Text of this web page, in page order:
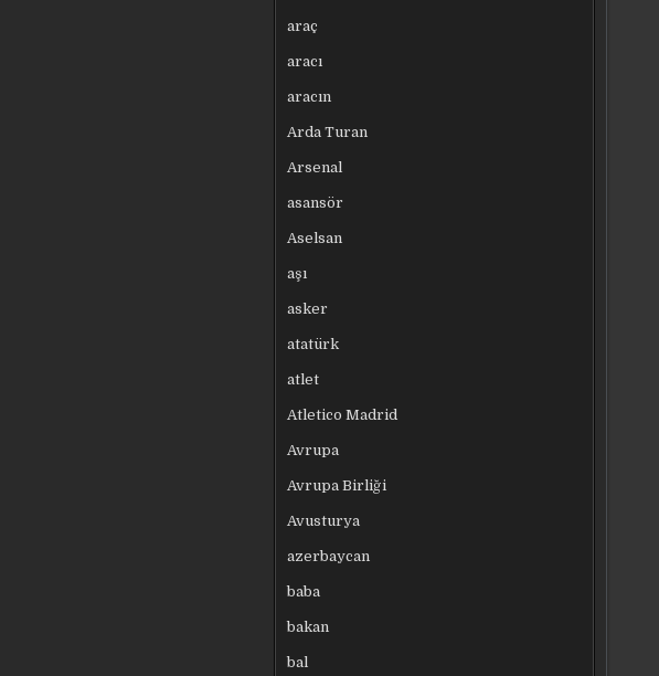
araç
aracı
aracın
Arda Turan
Arsenal
asansör
Aselsan
aşı
asker
atatürk
atlet
Atletico Madrid
Avrupa
Avrupa Birliği
Avusturya
azerbaycan
baba
bakan
bal